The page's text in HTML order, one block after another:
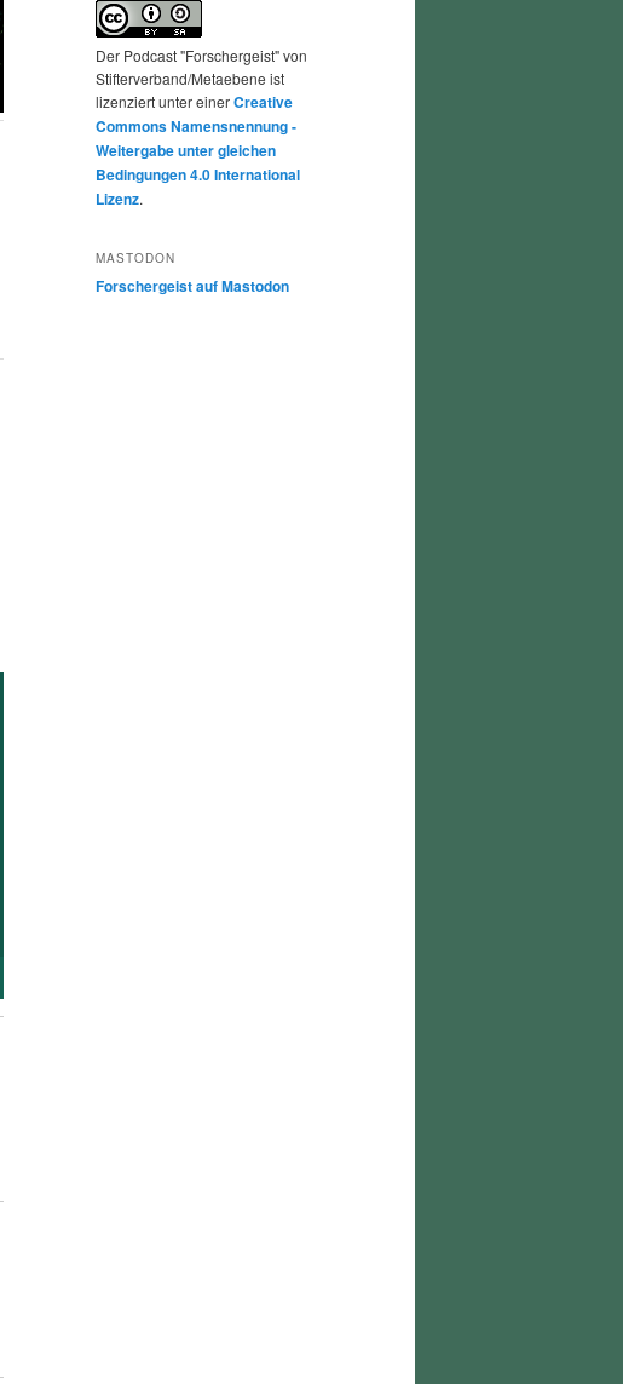
Der Podcast "Forschergeist" von
Stifterverband/Metaebene ist
lizenziert unter einerCreative
Commons Namensnennung -
Weitergabe unter gleichen
Bedingungen 4.0 International
Lizenz.
MASTODON
Forschergeist auf Mastodon